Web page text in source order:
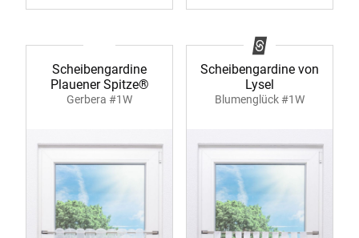
Scheibengardine
Plauener Spitze®
Gerbera #1W
Scheibengardine von
Lysel
Blumenglück #1W